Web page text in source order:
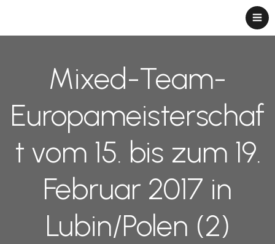
Mixed-Team-
Europameisterschaf
t vom 15. bis zum 19.
Februar 2017 in
Lubin/Polen (2)